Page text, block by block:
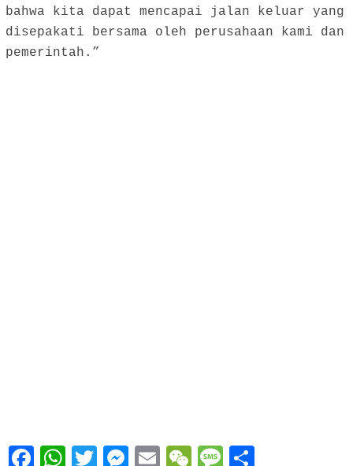
bahwa kita dapat mencapai jalan keluar yang
disepakati bersama oleh perusahaan kami dan
pemerintah.”
Facebook
WhatsApp
Twitter
Messenger
EmailWeChatMessage